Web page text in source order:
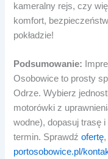
kameralny rejs, czy
komfort,
pokładzie!
Podsumowanie:
Osobowice to prosty
Odrze. Wybierz
motorówki z
wodne), dopasuj trasę
termin. Sprawdźofertę
portosobowice.pl/